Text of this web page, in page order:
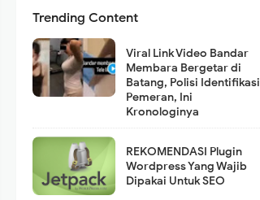
Trending Content
Viral Link Video Bandar
Membara Bergetar di
Batang, Polisi Identifikasi
Pemeran, Ini
Kronologinya
REKOMENDASI Plugin
Wordpress Yang Wajib
Dipakai Untuk SEO